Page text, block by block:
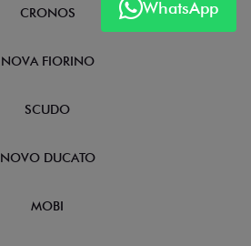
WhatsApp
CRONOS
NOVA FIORINO
SCUDO
NOVO DUCATO
MOBI